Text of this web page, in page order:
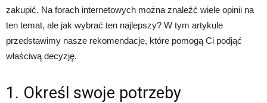
zakupić. Na forach internetowych można znaleźć wiele opinii na
ten temat, ale jak wybrać ten najlepszy? W tym artykule
przedstawimy nasze rekomendacje, które pomogą Ci podjąć
właściwą decyzję.
1. Określ swoje potrzeby